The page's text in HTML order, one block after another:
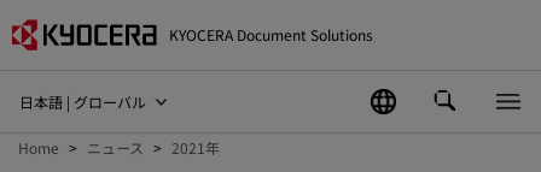
KYOCERA Document Solutions
日本語 | グローバル
Home ニュース 2021年